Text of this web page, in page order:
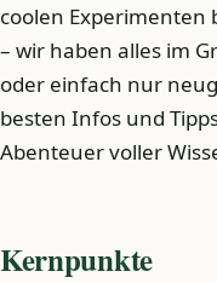
coolen Experimenten
– wir haben alles im
oder einfach nur
besten Infos und
Abenteuer voller
Kernpunkte